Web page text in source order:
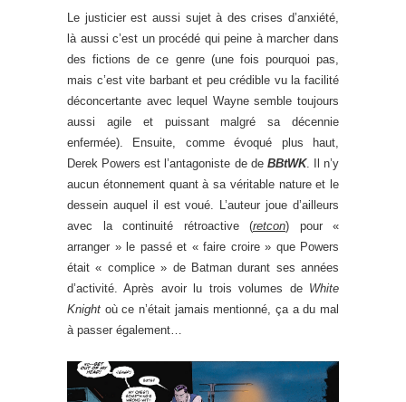
Le justicier est aussi sujet à des crises d’anxiété,
là aussi c’est un procédé qui peine à marcher dans
des fictions de ce genre (une fois pourquoi pas,
mais c’est vite barbant et peu crédible vu la facilité
déconcertante avec lequel Wayne semble toujours
aussi agile et puissant malgré sa décennie
enfermée). Ensuite, comme évoqué plus haut,
Derek Powers est l’antagoniste de de BBtWK. Il n’y
aucun étonnement quant à sa véritable nature et le
dessein auquel il est voué. L’auteur joue d’ailleurs
avec la continuité rétroactive (retcon) pour «
arranger » le passé et « faire croire » que Powers
était « complice » de Batman durant ses années
d’activité. Après avoir lu trois volumes de White
Knight où ce n’était jamais mentionné, ça a du mal
à passer également…